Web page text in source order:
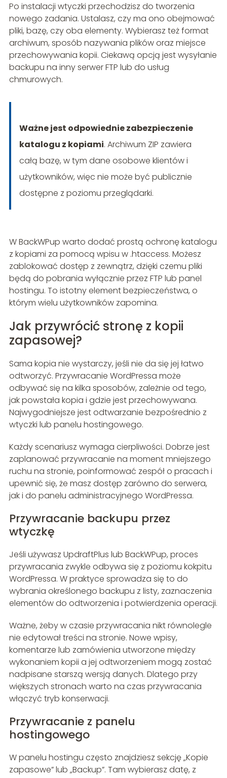
Po instalacji wtyczki przechodzisz do tworzenia
nowego zadania. Ustalasz, czy ma ono obejmować
pliki, bazę, czy oba elementy. Wybierasz też format
archiwum, sposób nazywania plików oraz miejsce
przechowywania kopii. Ciekawą opcją jest wysyłanie
backupu na inny serwer FTP lub do usług
chmurowych.
Ważne jest odpowiednie zabezpieczenie
katalogu z kopiami. Archiwum ZIP zawiera
całą bazę, w tym dane osobowe klientów i
użytkowników, więc nie może być publicznie
dostępne z poziomu przeglądarki.
W BackWPup warto dodać prostą ochronę katalogu
z kopiami za pomocą wpisu w .htaccess. Możesz
zablokować dostęp z zewnątrz, dzięki czemu pliki
będą do pobrania wyłącznie przez FTP lub panel
hostingu. To istotny element bezpieczeństwa, o
którym wielu użytkowników zapomina.
Jak przywrócić stronę z kopii
zapasowej?
Sama kopia nie wystarczy, jeśli nie da się jej łatwo
odtworzyć. Przywracanie WordPressa może
odbywać się na kilka sposobów, zależnie od tego,
jak powstała kopia i gdzie jest przechowywana.
Najwygodniejsze jest odtwarzanie bezpośrednio z
wtyczki lub panelu hostingowego.
Każdy scenariusz wymaga cierpliwości. Dobrze jest
zaplanować przywracanie na moment mniejszego
ruchu na stronie, poinformować zespół o pracach i
upewnić się, że masz dostęp zarówno do serwera,
jak i do panelu administracyjnego WordPressa.
Przywracanie backupu przez
wtyczkę
Jeśli używasz UpdraftPlus lub BackWPup, proces
przywracania zwykle odbywa się z poziomu kokpitu
WordPressa. W praktyce sprowadza się to do
wybrania określonego backupu z listy, zaznaczenia
elementów do odtworzenia i potwierdzenia operacji.
Ważne, żeby w czasie przywracania nikt równolegle
nie edytował treści na stronie. Nowe wpisy,
komentarze lub zamówienia utworzone między
wykonaniem kopii a jej odtworzeniem mogą zostać
nadpisane starszą wersją danych. Dlatego przy
większych stronach warto na czas przywracania
włączyć tryb konserwacji.
Przywracanie z panelu
hostingowego
W panelu hostingu często znajdziesz sekcję „Kopie
zapasowe” lub „Backup”. Tam wybierasz datę, z